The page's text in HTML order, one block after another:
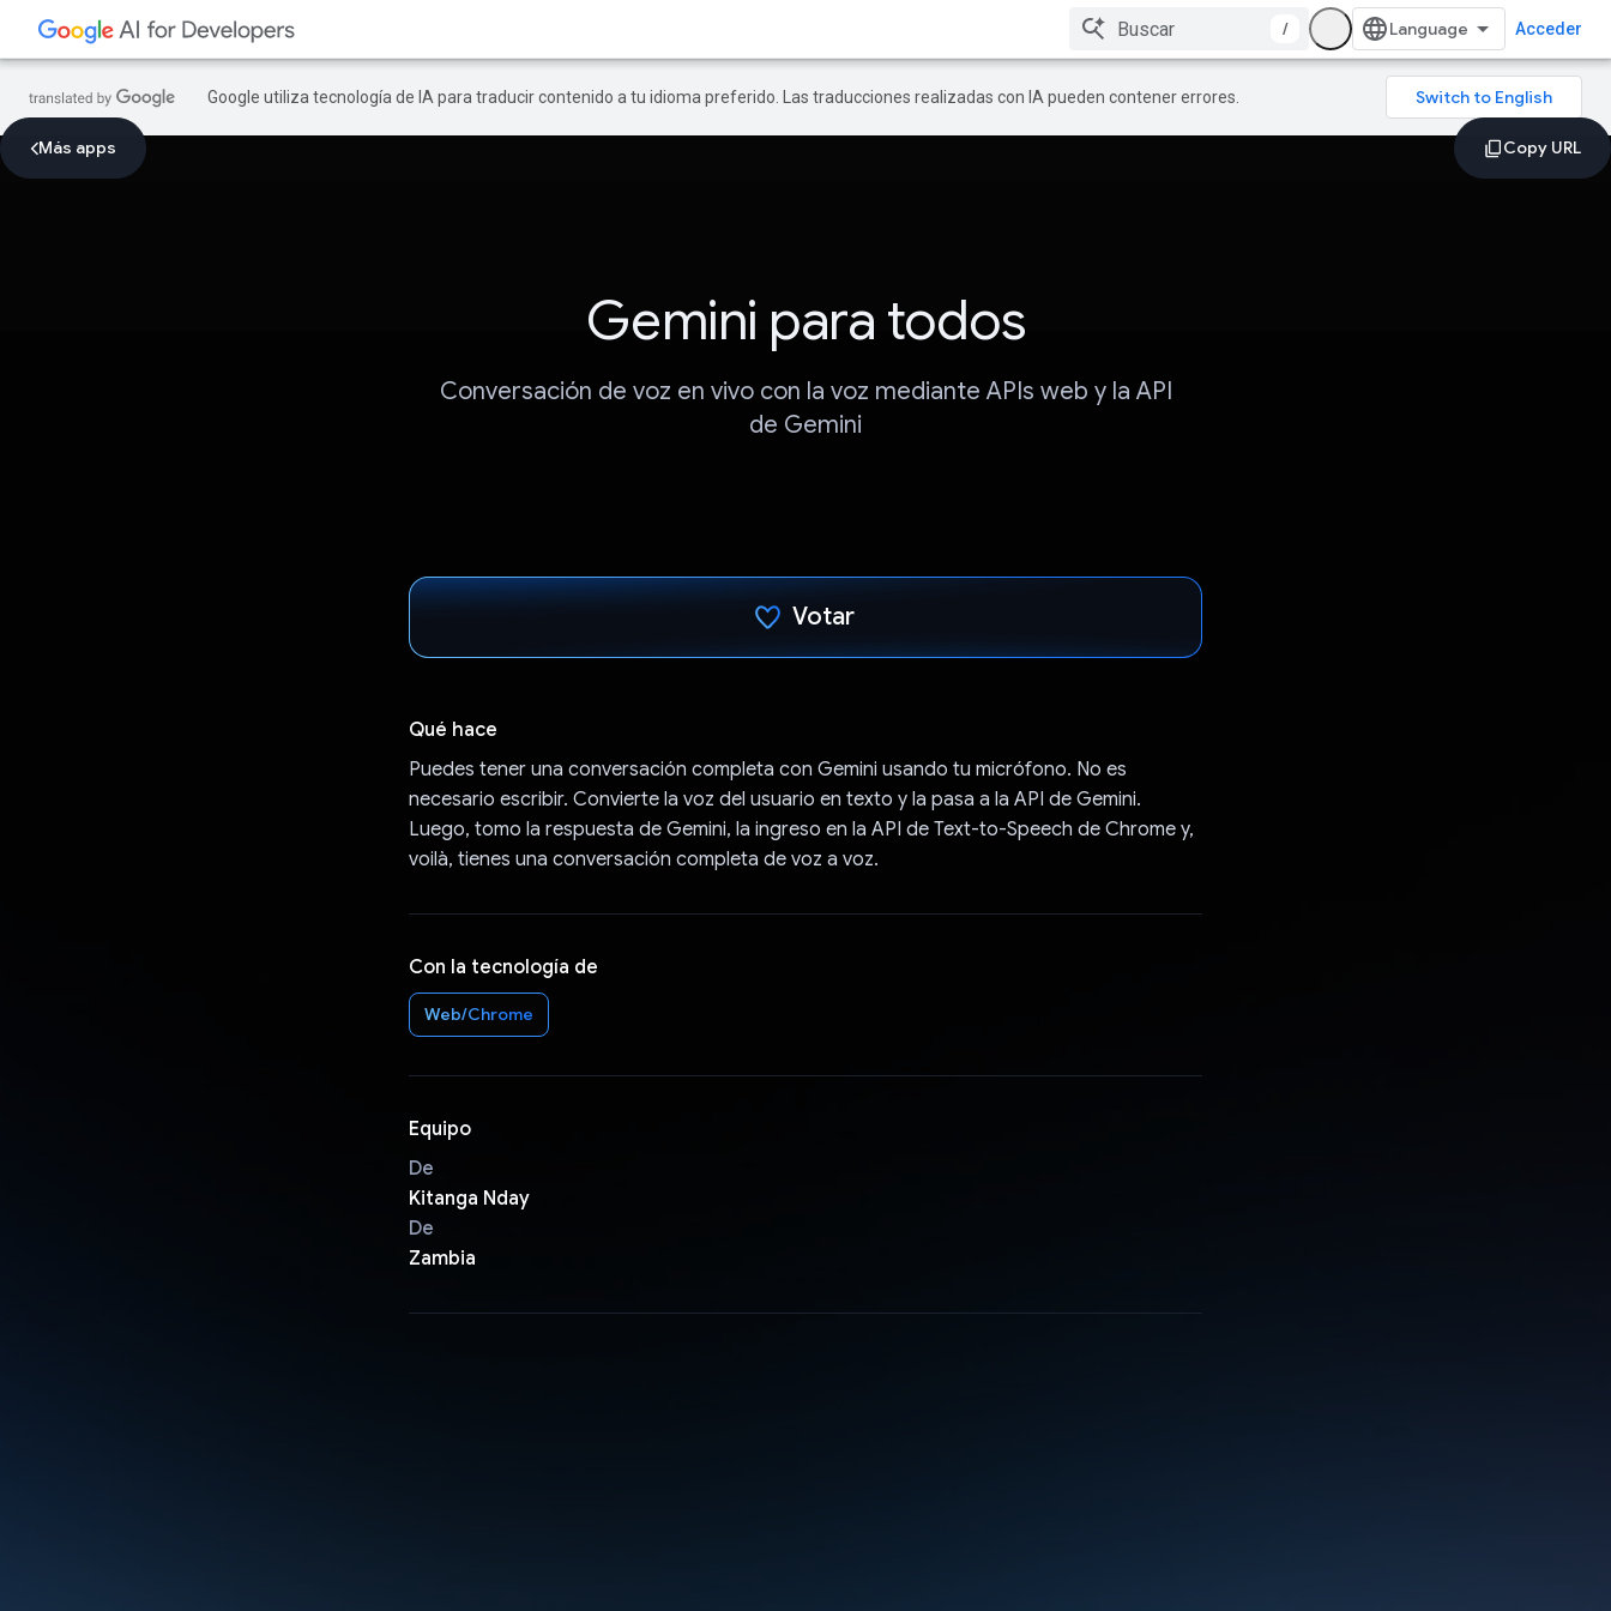
/ Acceder
Google utiliza tecnología de IA para traducir contenido a tu idioma preferido. Las traducciones realizadas con IA pueden contener errores.
Más apps
Gemini para todos
Conversación de voz en vivo con la voz mediante APIs web y la API
de Gemini
Votar
Qué hace
Puedes tener una conversación completa con Gemini usando tu micrófono. No es
necesario escribir. Convierte la voz del usuario en texto y la pasa a la API de Gemini.
Luego, tomo la respuesta de Gemini, la ingreso en la API de Text-to-Speech de Chrome y,
voilà, tienes una conversación completa de voz a voz.
Con la tecnología de
Web/Chrome
Equipo
De
Kitanga Nday
De
Zambia